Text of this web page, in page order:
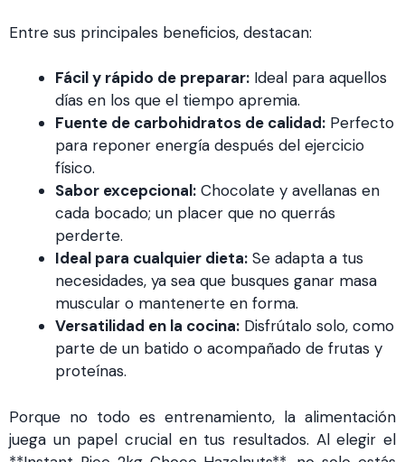
Entre sus principales beneficios, destacan:
Fácil y rápido de preparar: Ideal para aquellos
días en los que el tiempo apremia.
Fuente de carbohidratos de calidad: Perfecto
para reponer energía después del ejercicio
físico.
Sabor excepcional: Chocolate y avellanas en
cada bocado; un placer que no querrás
perderte.
Ideal para cualquier dieta: Se adapta a tus
necesidades, ya sea que busques ganar masa
muscular o mantenerte en forma.
Versatilidad en la cocina: Disfrútalo solo, como
parte de un batido o acompañado de frutas y
proteínas.
Porque no todo es entrenamiento, la alimentación
juega un papel crucial en tus resultados. Al elegir el